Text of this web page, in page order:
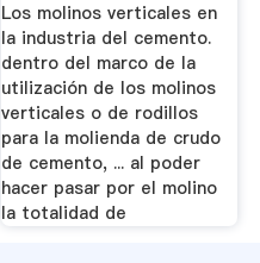
Los molinos verticales en
la industria del cemento.
dentro del marco de la
utilización de los molinos
verticales o de rodillos
para la molienda de crudo
de cemento, ... al poder
hacer pasar por el molino
la totalidad de